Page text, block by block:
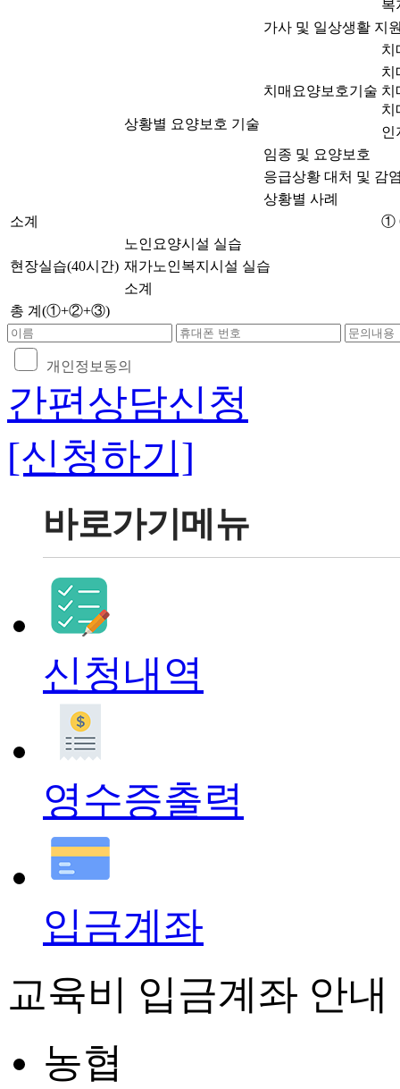
복
가사 및 일상생활 지
상황별 요양보호 기술
치매요양보호기술
치
치
치
치
인
임종 및 요양보호
응급상황 대처 및 감
상황별 사례
소계
①
현장실습(40시간)
노인요양시설 실습
재가노인복지시설 실습
소계
총 계(①+②+③)
개인정보동의
간편상담신청
[신청하기]
바로가기메뉴
신청내역
영수증출력
입금계좌
교육비 입금계좌 안내
농협